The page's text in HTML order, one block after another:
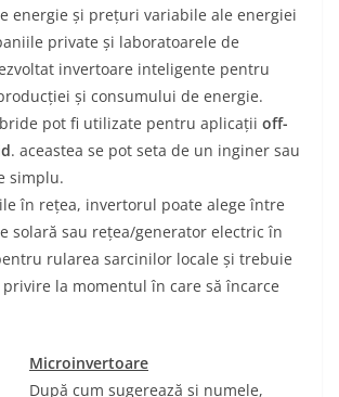
energie și prețuri variabile ale energiei
private și laboratoarele de
invertoare inteligente pentru
și consumului de energie.
pot fi utilizate pentru aplicații off-
. aceastea se pot seta de un inginer sau
simplu.
în rețea, invertorul poate alege între
solară sau rețea/generator electric în
rularea sarcinilor locale și trebuie
la momentul în care să încarce
Microinvertoare
După cum sugerează și numele,